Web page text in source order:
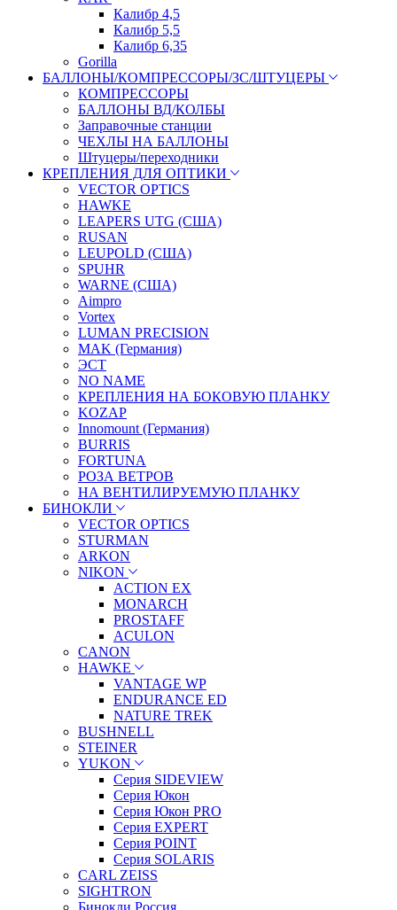
Калибр 4,5
Калибр 5,5
Калибр 6,35
Gorilla
БАЛЛОНЫ/КОМПРЕССОРЫ/ЗС/ШТУЦЕРЫ
КОМПРЕССОРЫ
БАЛЛОНЫ ВД/КОЛБЫ
Заправочные станции
ЧЕХЛЫ НА БАЛЛОНЫ
Штуцеры/переходники
КРЕПЛЕНИЯ ДЛЯ ОПТИКИ
VECTOR OPTICS
HAWKE
LEAPERS UTG (США)
RUSAN
LEUPOLD (США)
SPUHR
WARNE (США)
Aimpro
Vortex
LUMAN PRECISION
MAK (Германия)
ЭСТ
NO NAME
КРЕПЛЕНИЯ НА БОКОВУЮ ПЛАНКУ
KOZAP
Innomount (Германия)
BURRIS
FORTUNA
РОЗА ВЕТРОВ
НА ВЕНТИЛИРУЕМУЮ ПЛАНКУ
БИНОКЛИ
VECTOR OPTICS
STURMAN
ARKON
NIKON
ACTION EX
MONARCH
PROSTAFF
ACULON
CANON
HAWKE
VANTAGE WP
ENDURANCE ED
NATURE TREK
BUSHNELL
STEINER
YUKON
Серия SIDEVIEW
Серия Юкон
Серия Юкон PRO
Серия EXPERT
Серия POINT
Серия SOLARIS
CARL ZEISS
SIGHTRON